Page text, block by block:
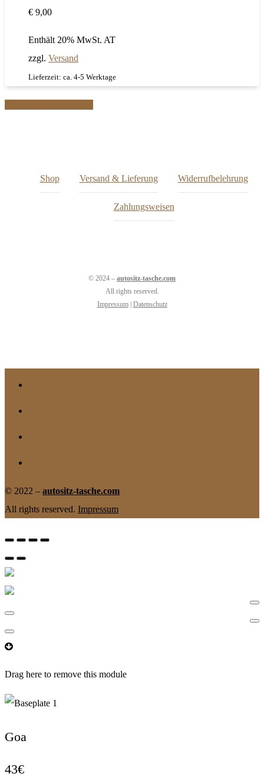
€ 9,00
Enthält 20% MwSt. AT
zzgl. Versand
Lieferzeit: ca. 4-5 Werktage
Shop Versand & Lieferung Widerrufbelehrung
Zahlungsweisen
© 2024 – autositz-tasche.com
All rights reserved.
Impressum| Datenschutz
© 2022 – autositz-tasche.com
All rights reserved. Impressum
Drag here to remove this module
1
Goa
43€